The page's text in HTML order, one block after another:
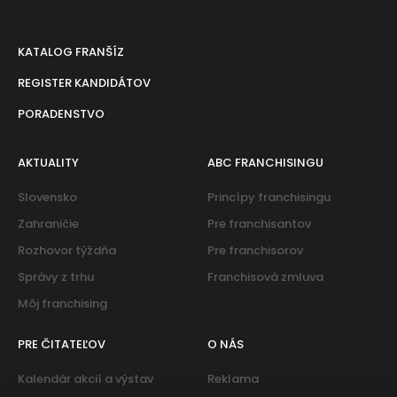
KATALOG FRANŠÍZ
REGISTER KANDIDÁTOV
PORADENSTVO
AKTUALITY
Slovensko
Zahraničie
Rozhovor týždňa
Správy z trhu
Môj franchising
ABC FRANCHISINGU
Princípy franchisingu
Pre franchisantov
Pre franchisorov
Franchisová zmluva
PRE ČITATEĽOV
Kalendár akcií a výstav
O NÁS
Reklama